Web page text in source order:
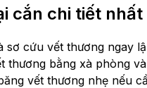
cắn chi tiết nhất
sơ cứu vết thương ngay
thương bằng xà phòng
vết thương nhẹ nếu